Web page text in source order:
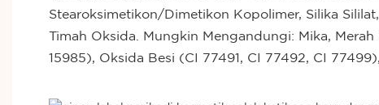
Stearoksimetikon/Dimetikon Kopolimer, Silika
Timah Oksida. Mungkin Mengandungi: Mika,
15985), Oksida Besi (CI 77491, CI 77492, CI